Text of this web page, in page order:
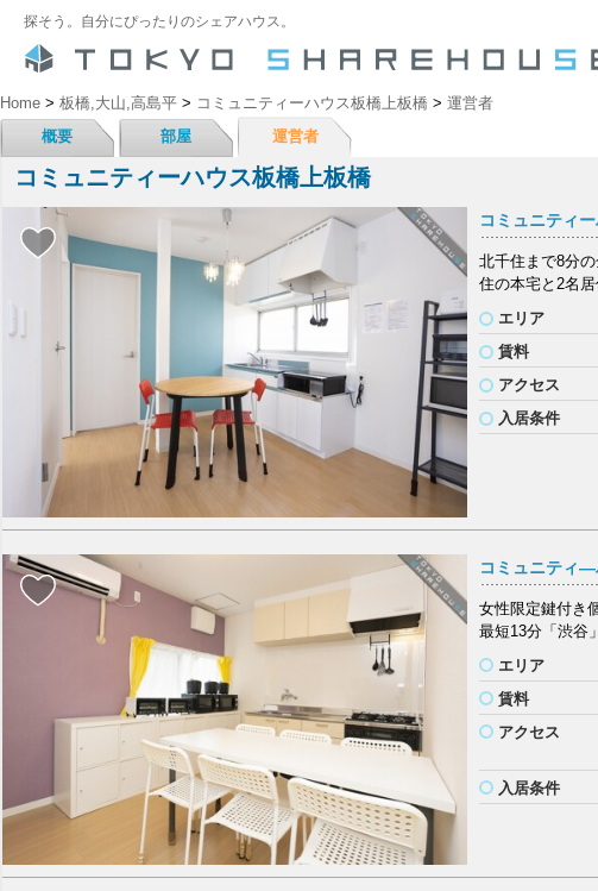
探そう。自分にぴったりのシェアハウス。
Home > 板橋,大山,高島平 > コミュニティーハウス板橋上板橋 > 運営者
概要
部屋 運営者
コミュニティーハウス板橋上板橋
コミュニティ
北千住まで8分
住の本宅と2名
エリア
賃料
アクセス
入居条件
コミュニティ
女性限定鍵付き
最短13分「渋谷
エリア
賃料
アクセス
入居条件